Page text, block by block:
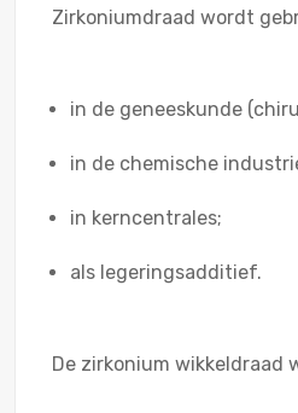
Zirkoniumdraad wordt
in de geneeskunde
in de chemische
in kerncentrales;
als legeringsadditief.
De zirkonium wikkeldraad